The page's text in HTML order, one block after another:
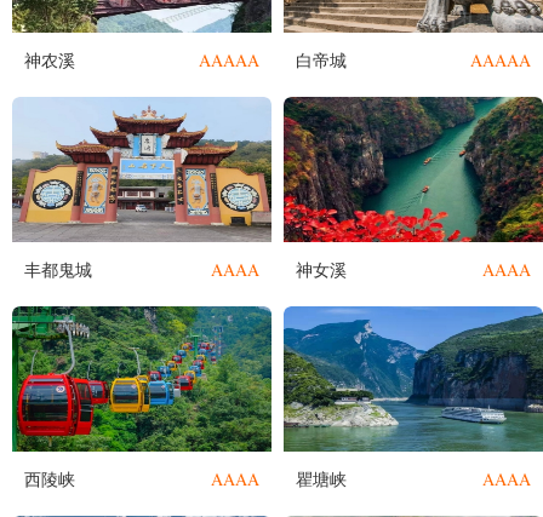
神农溪 AAAAA 白帝城 AAAAA
丰都鬼城 AAAA 神女溪 AAAA
西陵峡 AAAA 瞿塘峡 AAAA